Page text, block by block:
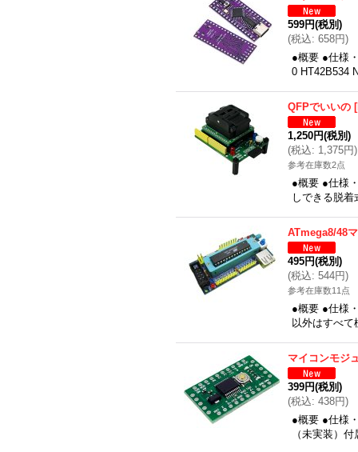
599円(税別)
(税込: 658円)
●概要 ●仕様
0 HT42B534
QFPでいいの [
1,250円(税別)
(税込: 1,375円)
参考在庫数2点
●概要 ●仕様
しできる脱
ATmega8/48
495円(税別)
(税込: 544円)
参考在庫数11点
●概要 ●仕様
以外はすべ
マイコンモジ
399円(税別)
(税込: 438円)
●概要 ●仕様
（未実装）